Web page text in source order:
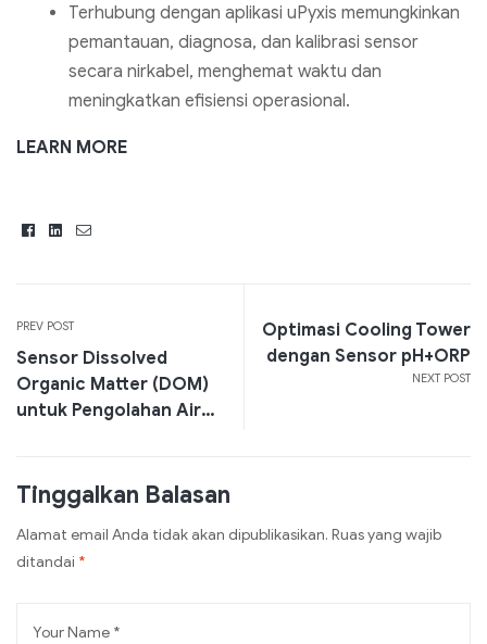
Terhubung dengan aplikasi uPyxis memungkinkan
pemantauan, diagnosa, dan kalibrasi sensor
secara nirkabel, menghemat waktu dan
meningkatkan efisiensi operasional.
LEARN MORE
FacebookLinkedin
Email
PREV POST
Sensor Dissolved
Organic Matter (DOM)
untuk Pengolahan Air
NEXT POST
Optimasi Cooling Tower
dengan Sensor pH+ORP
Tinggalkan Balasan
Alamat email Anda tidak akan dipublikasikan. Ruas yang wajib
ditandai *